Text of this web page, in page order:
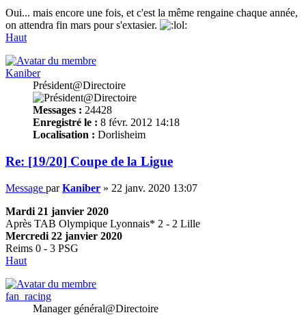
Oui... mais encore une fois, et c'est la même rengaine chaque année,
on attendra fin mars pour s'extasier.
Haut
Kaniber
Président@Directoire
Messages : 24428
Enregistré le : 8 févr. 2012 14:18
Localisation : Dorlisheim
Re: [19/20] Coupe de la Ligue
Message parKaniber » 22 janv. 2020 13:07
Mardi 21 janvier 2020
Après TAB Olympique Lyonnais* 2 - 2 Lille
Mercredi 22 janvier 2020
Reims 0 - 3 PSG
Haut
fan_racing
Manager général@Directoire